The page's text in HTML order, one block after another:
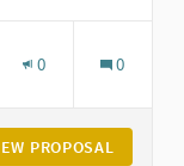
0 0
PROPOSAL